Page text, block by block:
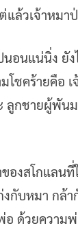
แล้วเจ้าหมา
นอนแน่นิ่ง ยัง
โชคร้ายคือ
ลูกชายผู้พัน
องสโกแลน
งกับหมา กล้
ด้วยความพ่